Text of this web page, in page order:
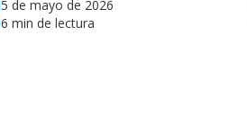
5 de mayo de 2026
6 min de lectura